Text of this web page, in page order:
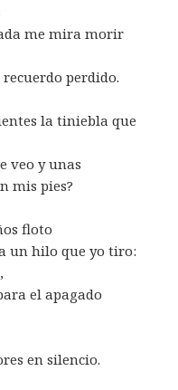
me mira morir
perdido.
la tiniebla que
veo y unas
mis pies?
floto
un hilo que yo tiro:
el apagado
en silencio.